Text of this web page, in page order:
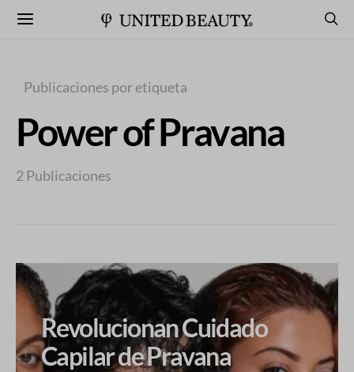
Publicaciones por etiqueta
Power of Pravana
2 Publicaciones
Revolucionan Cuidado
Capilar de Pravana